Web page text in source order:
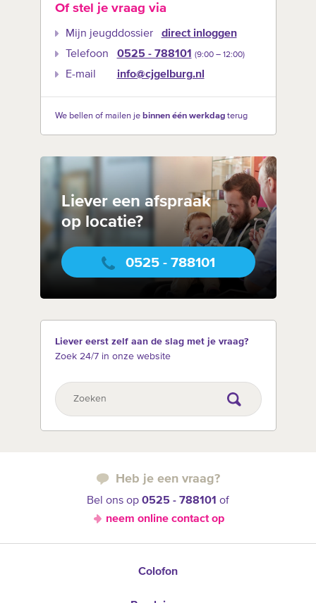
Of stel je vraag via
Mijn jeugddossier
direct inloggen
Telefoon
0525 - 788101 (9:00 –‍ 12:00)
E-mail info@cjgelburg.nl
We bellen of mailen je binnen één werkdagterug
Liever een afspraak
op locatie?
0525 - 788101
Liever eerst zelf aan de slag met je vraag?
Zoek 24/7 in onze website
Heb je een vraag?
Bel ons op 0525 - 788101 of
neem online contact op
Colofon